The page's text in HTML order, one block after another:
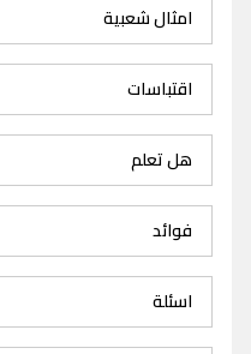
امثال شعبية
اقتباسات
هل تعلم
فوائد
اسئلة